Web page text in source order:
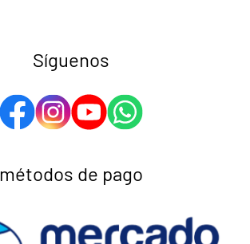
Síguenos
métodos de pago